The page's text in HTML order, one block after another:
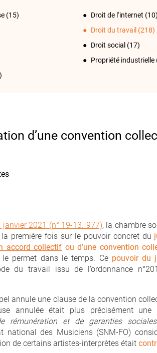
(15) Droit de l‘internet (10)
Droit du travail (218)
Droit social (17)
Propriété industrielle
d’une convention
2021 (n° 19-13. 977), la chambre
première fois sur le pouvoir concret du
accord collectif ou d’une convention
permet dans le temps. Ce pouvoir du
du travail issu de l’ordonnance
annule une clause de la convention
annulée était plus précisément
rémunération et de garanties
des Musiciens (SNM-FO)
de certains artistes-interprètes était